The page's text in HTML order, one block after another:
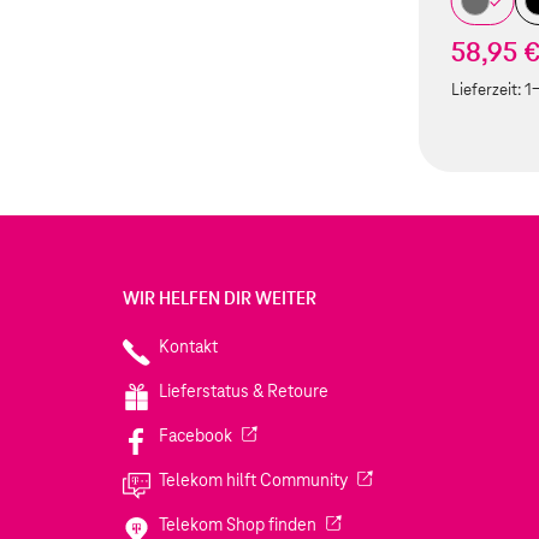
58,95 €
Lieferzeit:
WIR HELFEN DIR WEITER
Kontakt
Lieferstatus & Retoure
Facebook(Wird in einem neuen Tab geöffnet)
Telekom hilft Community(Wird in einem neuen
Telekom Shop finden (Wird in einem neuen Tab